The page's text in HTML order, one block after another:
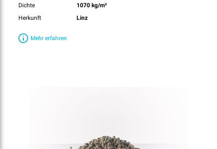
Dichte
1070 kg/m³
Herkunft
Linz
Mehr erfahren